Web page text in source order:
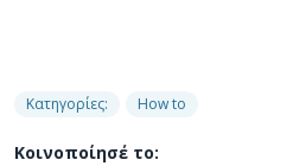
Κατηγορίες: How to
Κοινοποίησέ το: